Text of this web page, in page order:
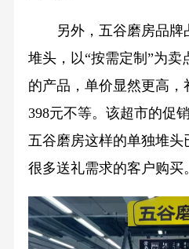
另外，五谷磨房品
堆头，以“按需定制”为卖
的产品，单价显然更高，
398元不等。该超市的促
五谷磨房这样的单独堆
很多送礼需求的客户购买。